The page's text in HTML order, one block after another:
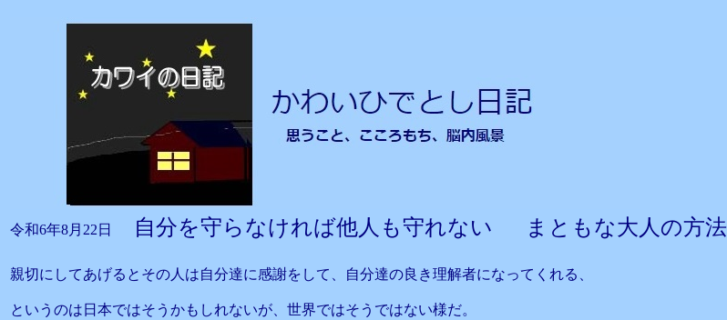
令和6年8月22日 自分を守らなければ他人も守れない まともな大人の方法
親切にしてあげるとその人は自分達に感謝をして、自分達の良き理解者になってくれる、
というのは日本ではそうかもしれないが、世界ではそうではない様だ。